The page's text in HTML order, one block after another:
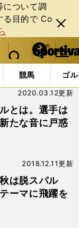
について調
る⽬的で Co
閉じ
る
web Sportiva (webスポルティーバ)
検索
マイペ
ー
ジ
メニュ
競馬 ゴ
とは。選手は
たな音に戸惑
2020.03.12更新
は脱スパル
ーマに飛躍を
2018.12.11更新